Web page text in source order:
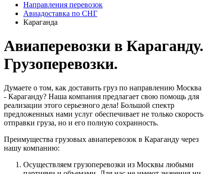
Направления перевозок
Авиадоставка по СНГ
Караганда
Авиаперевозки в Караганду.
Грузоперевозки.
Думаете о том, как доставить груз по направлению Москва
- Караганду? Наша компания предлагает свою помощь для
реализации этого серьезного дела! Большой спектр
предложенных нами услуг обеспечивает не только скорость
отправки груза, но и его полную сохранность.
Преимущества грузовых авиаперевозок в Караганду через
нашу компанию:
Осуществляем грузоперевозки из Москвы любыми